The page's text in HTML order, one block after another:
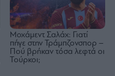
Μοχάμεντ Σαλάχ: Γιατί
πήγε στην Τράμπζονσπορ –
Πού βρήκαν τόσα λεφτά οι
Τούρκοι;